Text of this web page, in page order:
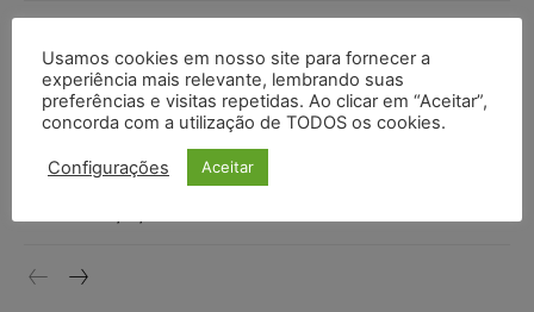
novos para pessoas com deficiência e autistas de todos os
níveis
DIREITO TRIBUTÁRIO 07/08/2026
Justiça do Trabalho mantém justa causa de empregado que
vendia canetas emagrecedoras no local de trabalho
Usamos cookies em nosso site para fornecer a
experiência mais relevante, lembrando suas
preferências e visitas repetidas. Ao clicar em “Aceitar”,
concorda com a utilização de TODOS os cookies.
Configurações Aceitar